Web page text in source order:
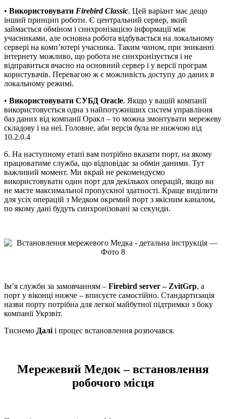
• Використовувати Firebird Classic. Цей варіант має дещо
інший принцип роботи. Є центральний сервер, який
займається обміном і синхронізацією інформації між
учасниками, але основна робота відбувається на локальному
сервері на комп’ютері учасника. Таким чином, при зниканні
інтернету можливо, що робота не синхронізується і не
відправиться вчасно на основний сервер і у версії програм
користувачів. Перевагою ж є можливість доступу до даних в
локальному режимі.
• Використовувати СУБД Oracle. Якщо у вашій компанії
використовується одна з найпотужніших систем управління
баз даних від компанії Оракл – то можна змонтувати мережеву
складову і на неї. Головне, аби версія була не нижчою від
10.2.0.4
6. На наступному етапі вам потрібно вказати порт, на якому
працюватиме служба, що відповідає за обмін даними. Тут
важливий момент. Ми вкрай не рекомендуємо
використовувати один порт для декількох операцій, якщо ви
не маєте максимальної пропускної здатності. Краще виділити
для усіх операцій з Медком окремий порт з якісним каналом,
по якому дані будуть синхронізовані за секунди.
Ім’я служби за замовчанням – Firebird server – ZvitGrp, а
порт у віконці нижче – вписуєте самостійно. Стандартизація
назви порту потрібна для легкої майбутної підтримки з боку
компанії Укрзвіт.
Тиснемо Далі і процес встановлення розпочався.
Мережевий Медок – встановлення
робочого місця